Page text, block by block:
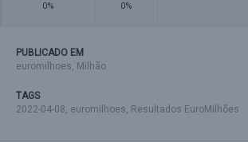
0%
0%
PUBLICADO EM
euromilhoes, Milhão
TAGS
2022-04-08, euromilhoes, Resultados EuroMilhões